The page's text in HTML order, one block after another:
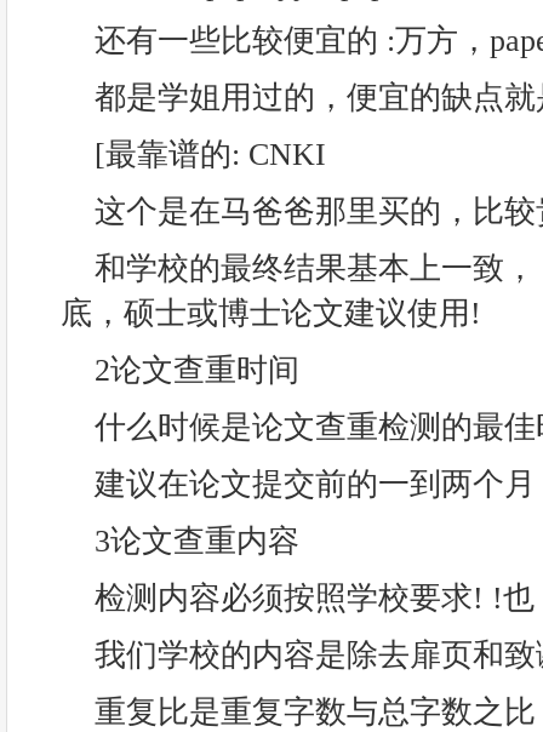
还有一些比较便宜的 :万方，
都是学姐用过的，便宜的缺点
[最靠谱的: CNKI
这个是在马爸爸那里买的，比
和学校的最终结果基本上一致
底，硕士或博士论文建议使用!
2论文查重时间
什么时候是论文查重检测的最佳
建议在论文提交前的一到两个月
3论文查重内容
检测内容必须按照学校要求! !也
我们学校的内容是除去扉页和
重复比是重复字数与总字数之